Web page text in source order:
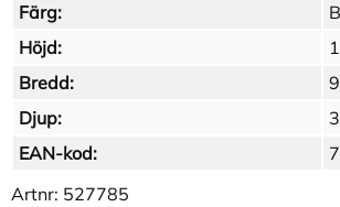
Färg:
Höjd:
Bredd:
Djup:
EAN-kod:
Artnr: 527785